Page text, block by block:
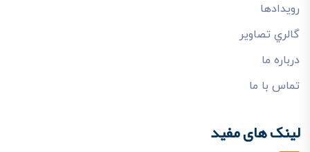
رويدادها
گالري تصاوير
درباره ما
تماس با ما
لینک های مفید